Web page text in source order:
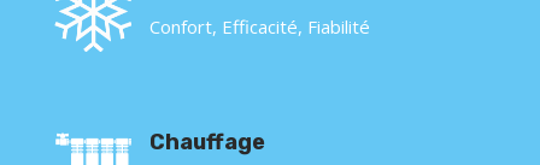
Confort, Efficacité, Fiabilité
Chauffage